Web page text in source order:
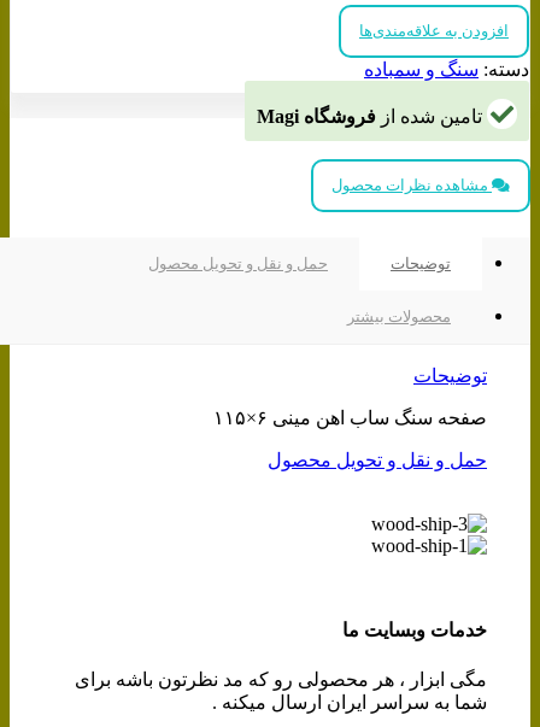
افزودن به علاقه‌مندی‌ها
دسته: سنگ و سمباده
تامین شده از فروشگاه Magi
مشاهده نظرات محصول
توضیحات حمل و نقل و تحویل محصول
محصولات بیشتر
توضیحات
صفحه سنگ ساب اهن مینی ۶×۱۱۵
حمل و نقل و تحویل محصول
خدمات وبسایت ما
مگی ابزار ، هر محصولی رو که مد نظرتون باشه برای
شما به سراسر ایران ارسال میکنه .